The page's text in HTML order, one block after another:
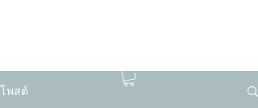
โพสต์